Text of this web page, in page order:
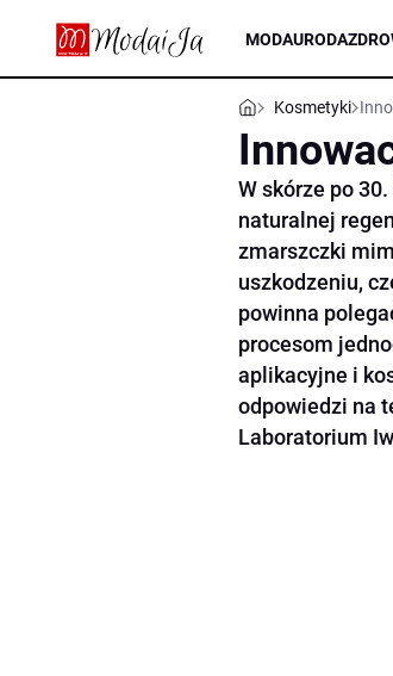
MODAURODA
Kosmetyki
W skórze po
naturalnej
zmarszczki
uszkodzeniu,
powinna
procesom
aplikacyjne i
odpowiedzi na
Laboratorium